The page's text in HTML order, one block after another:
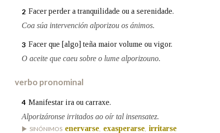
BUSCAR NO CONTIDO
Nas definicións
Nos exemplos
Na fraseoloxía
2 Facer perder a tranquilidade ou a serenidade.
Coa súa intervención alporizou os ánimos.
3 Facer que [algo] teña maior volume ou vigor.
O aceite que caeu sobre o lume alporizouno.
verbo pronominal
4 Manifestar ira ou carraxe.
Alporizáronse irritados ao oír tal insensatez.
SINÓNIMOS enervarse exasperarse irritarse